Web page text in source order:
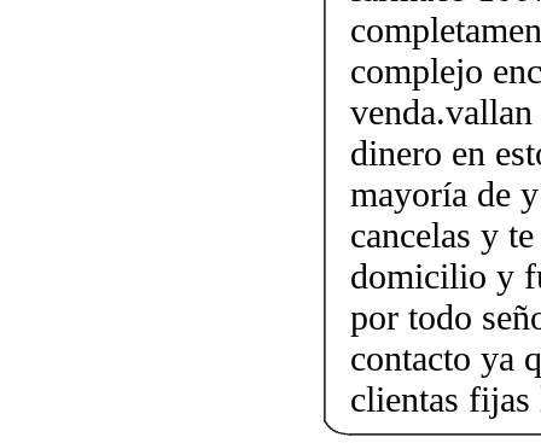
complejo
dinero en
mayoría de
cancelas y
domicilio y
por todo
contacto ya
clientas